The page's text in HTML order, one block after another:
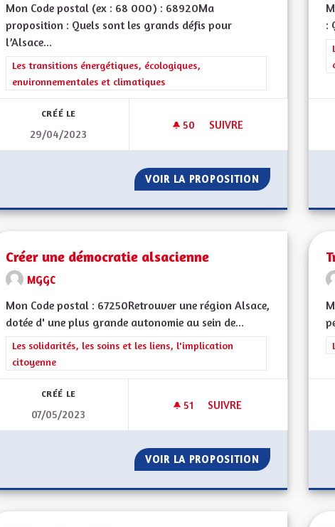
Mon Code postal (ex : 68 000) : 68920Ma
proposition : Quels sont les grands défis pour
l’Alsace...
Filtrer les résultats de la catégorie : Les transitions énergétiques,
Les transitions énergétiques, écologiques,
environnementales et climatiques
CRÉÉ LE
29/04/2023
50 50 ABONNÉS
SUIVRE
TRANSIT POIDS LOURDS
VOIR LA PROPOSITION TRANSIT
:
Créer une démocratie alsacienne
MGGC
Mon Code postal : 67250Retrouver une région Alsace,
dotée d' une plus grande autonomie au sein de...
Filtrer les résultats de la catégorie : Les solidarités, les soins et les
Les solidarités, les soins et les liens, l'implication
citoyenne
CRÉÉ LE
07/05/2023
51 51 ABONNÉS
SUIVRE
CRÉER UNE DÉMOCRATIE
VOIR LA PROPOSITION CRÉER UNE